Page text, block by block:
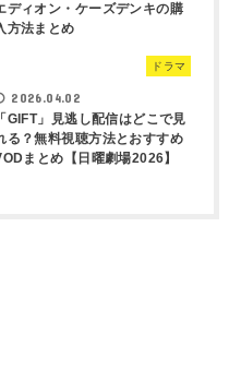
ディオン・ケーズデンキの購
方法まとめ
ドラマ
2026.04.02
「GIFT」見逃し配信はどこで見
る？無料視聴方法とおすすめ
まとめ【日曜劇場2026】